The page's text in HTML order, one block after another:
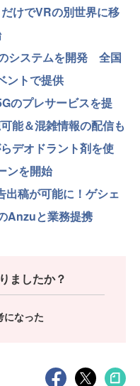
けでVRの別世界に移
システムを開発 全国
ントで提供
のプレサービスを提
能＆混雑情報の配信も
デオドラント剤を使
ンを開始
稿が可能に！ゲシェ
Anzuと業務提携
ましたか？
になった